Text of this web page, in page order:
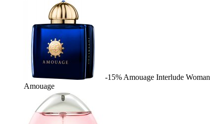
-15% Amouage Interlude Woman
Amouage